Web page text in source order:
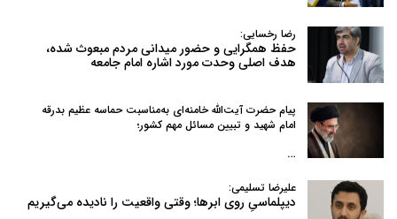
رضا رخسایی:
حفظ همگرایی و حضور میدانی مردم مبعوث شده،
هدف اصلی وحدت مورد اشاره امام جامعه
پیام حضرت آیت‌الله خامنه‌ای به‌مناسبت حماسه عظیم بدرقه
امام شهید و تبیین مسائل مهم کشور؛
…
علیرضا تسلیمی:
دیپلماسیِ روی ابرها؛ وقتی واقعیت را نادیده می‌گیریم